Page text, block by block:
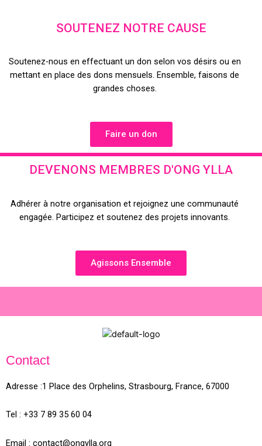
SOUTENEZ NOTRE CAUSE
Soutenez-nous en effectuant un don selon vos désirs ou en
mettant en place des dons mensuels. Ensemble, faisons de
grandes choses.
Faire un don
DEVENONS MEMBRES D'ONG YLLA
Adhérer à notre organisation et rejoignez une communauté
engagée. Participez et soutenez des projets innovants.
Agissons Ensemble
Contact
Adresse :1 Place des Orphelins, Strasbourg, France, 67000
Tel : +33 7 89 35 60 04
Email : contact@ongylla.org